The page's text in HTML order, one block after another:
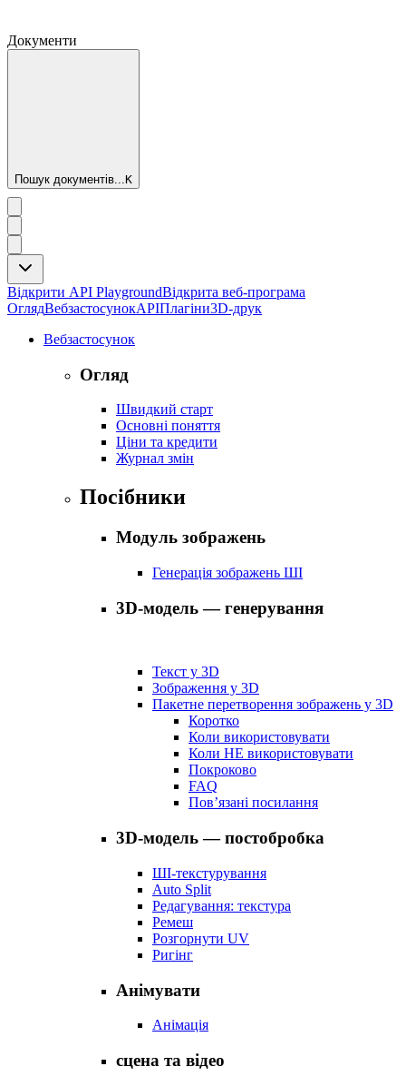
Документи
Пошук документів...K
Відкрити API PlaygroundВідкрита веб-програма
ОглядВебзастосунокAPIПлагіни3D-друк
Вебзастосунок
Огляд
Швидкий старт
Основні поняття
Ціни та кредити
Журнал змін
Посібники
Модуль зображень
Генерація зображень ШІ
3D-модель — генерування
Текст у 3D
Зображення у 3D
Пакетне перетворення зображень у 3D
Коротко
Коли використовувати
Коли НЕ використовувати
Покроково
FAQ
Пов’язані посилання
3D-модель — постобробка
ШІ-текстурування
Auto Split
Редагування: текстура
Ремеш
Розгорнути UV
Ригінг
Анімувати
Анімація
сцена та відео